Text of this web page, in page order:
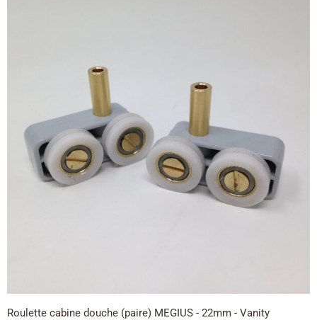
Roulette cabine douche (paire) MEGIUS - 22mm - Vanity